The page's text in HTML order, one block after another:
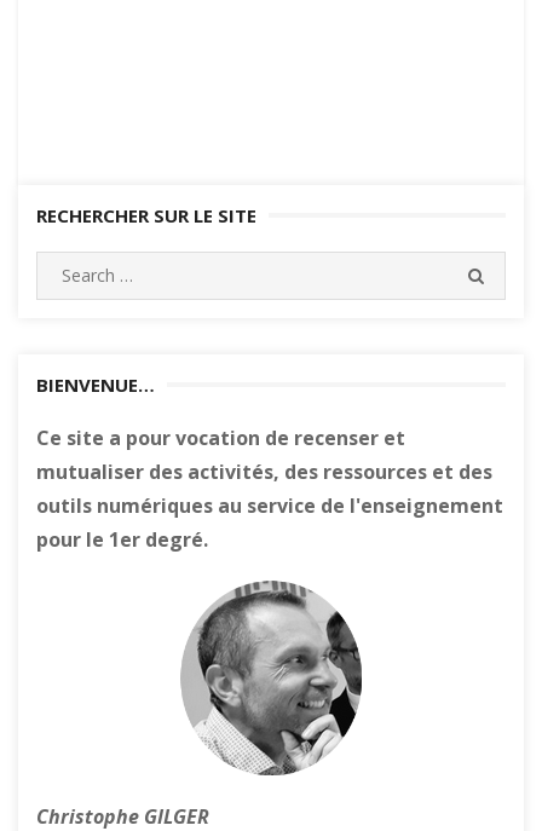
RECHERCHER SUR LE SITE
BIENVENUE…
Ce site a pour vocation de recenser et
mutualiser des activités, des ressources et des
outils numériques au service de l'enseignement
pour le 1er degré.
Christophe GILGER